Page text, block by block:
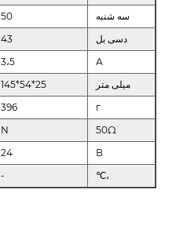
50
سه شنبه
43
دسی بل
3،5
А
145*54*25
میلی متر
396
г
N
50Ω
24
В
- ℃،